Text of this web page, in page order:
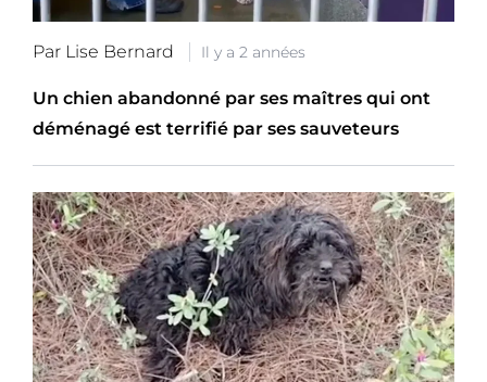
Par Lise Bernard Il y a 2 années
Un chien abandonné par ses maîtres qui ont
déménagé est terrifié par ses sauveteurs